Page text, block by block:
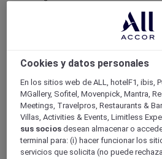
Descubra el
Suscripciones
Cookies y datos personales
En los sitios web de ALL, hotelF1, ibis,
MGallery, Sofitel, Movenpick, Mantra,
Meetings, Travelpros, Restaurants &
Villas, Activities & Events, Limitless
sus socios desean almacenar o
terminal para: (i) hacer funcionar los
servicios que solicita (no puede